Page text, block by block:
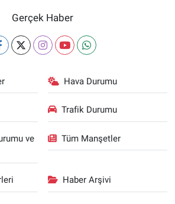
Gerçek Haber
Hava Durumu
Trafik Durumu
ve
Tüm Manşetler
Haber Arşivi